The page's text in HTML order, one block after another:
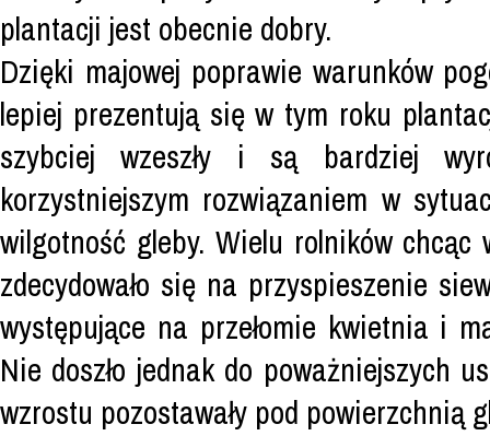
plantacji jest obecnie dobry.
Dzięki majowej poprawie warunków
lepiej prezentują się w tym roku
szybciej wzeszły i są bardziej
korzystniejszym rozwiązaniem w
wilgotność gleby. Wielu rolników chcąc
zdecydowało się na przyspieszenie
występujące na przełomie kwietnia i
Nie doszło jednak do poważniejszych
wzrostu pozostawały pod powierzchnią